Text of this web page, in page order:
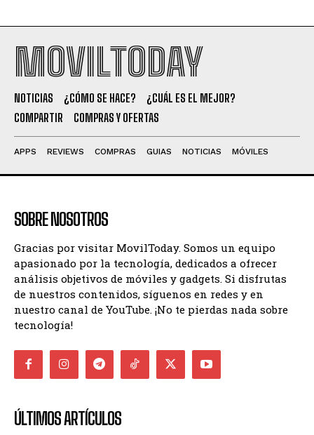
MOVILTODAY
NOTICIAS ¿CÓMO SE HACE?
¿CUÁL ES EL MEJOR?
COMPARTIR
COMPRAS Y OFERTAS
APPS REVIEWS COMPRAS GUIAS NOTICIAS MÓVILES
SOBRE NOSOTROS
Gracias por visitar MovilToday. Somos un equipo
apasionado por la tecnología, dedicados a ofrecer
análisis objetivos de móviles y gadgets. Si disfrutas
de nuestros contenidos, síguenos en redes y en
nuestro canal de YouTube. ¡No te pierdas nada sobre
tecnología!
ÚLTIMOS ARTÍCULOS